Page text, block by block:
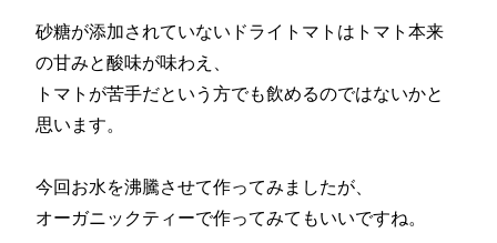
砂糖が添加されていないドライトマトはトマト本来
の甘みと酸味が味わえ、
トマトが苦手だという方でも飲めるのではないかと
思います。
今回お水を沸騰させて作ってみましたが、
オーガニックティーで作ってみてもいいですね。